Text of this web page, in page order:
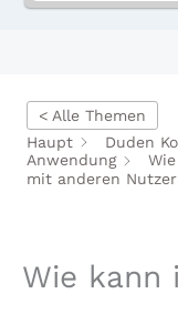
< Alle Themen
Haupt
Duden
Anwendung
mit anderen
Wie kann